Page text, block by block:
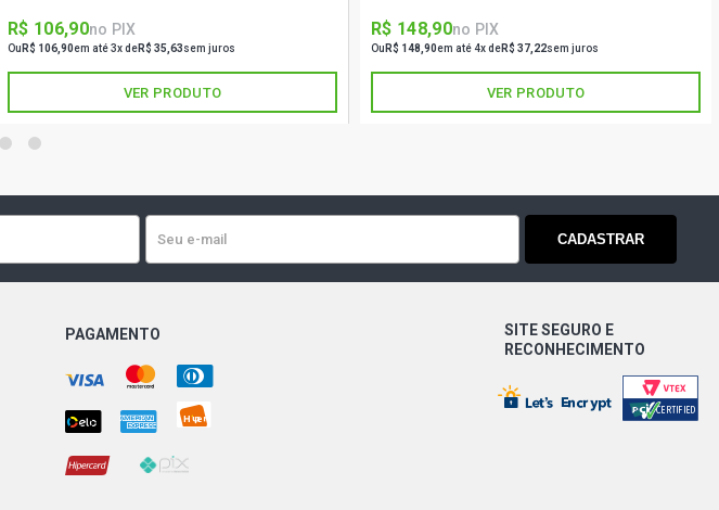
R$ 106,90no PIX
Ou R$ 106,90em até 3x deR$ 35,63sem juros
VER PRODUTO
R$ 148,90no PIX
Ou R$ 148,90em até 4x deR$ 37,22sem juros
VER PRODUTO
3 4
CADASTRAR
PAGAMENTO
SITE SEGURO E
RECONHECIMENTO